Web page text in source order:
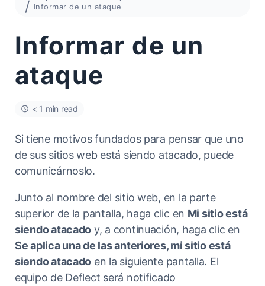
Informar de un ataque
Informar de un
ataque
< 1 min read
Si tiene motivos fundados para pensar que uno
de sus sitios web está siendo atacado, puede
comunicárnoslo.
Junto al nombre del sitio web, en la parte
superior de la pantalla, haga clic en Mi sitio está
siendo atacado y, a continuación, haga clic en
Se aplica una de las anteriores, mi sitio está
siendo atacado en la siguiente pantalla. El
equipo de Deflect será notificado